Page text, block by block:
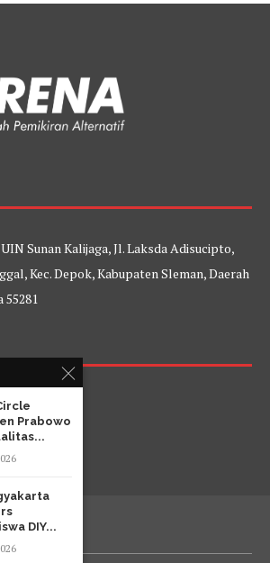
Sunan Kalijaga, Jl. Laksda Adisucipto,
Kec. Depok, Kabupaten Sleman, Daerah
Prabowo
DIY...